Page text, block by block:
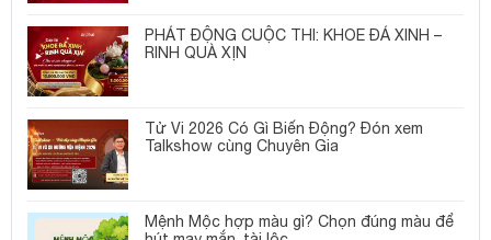
PHÁT ĐỘNG CUỘC THI: KHOE ĐÁ XINH –
RINH QUÀ XỊN
Tử Vi 2026 Có Gì Biến Động? Đón xem
Talkshow cùng Chuyên Gia
Mệnh Mộc hợp màu gì? Chọn đúng màu để